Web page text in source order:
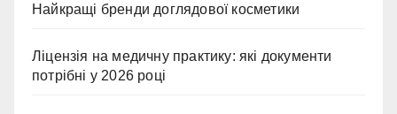
Найкращі бренди доглядової косметики
Ліцензія на медичну практику: які документи
потрібні у 2026 році